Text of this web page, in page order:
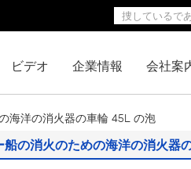
ビデオ 企業情報 会社案
海洋の消火器の車輪 45L の泡
船の消火のための海洋の消火器